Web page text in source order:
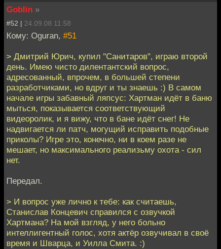
Goblin »
#52 | 24.09.08 11:58
Кому: Oguran, #51
> Дмитрий Юрич, купил "Санитаров", играю второй
день. Имею чисто дилентантский вопрос,
адресованный, впрочем, в большей степени
разработчиками, но вдруг и ты знаешь :) В самом
начале игры забавный ляпсус: Хартман идёт в баню
мыться, показывается соответствующий
видеоролик, и я вижу, что в бане идёт снег! Не
надвигается ли патч, могущий исправить подобные
приколы? Игре это, конечно, ни в коем разе не
мешает, но максимального реализьму охота - сил
нет.
Передал.
> И вопрос уже лично к тебе: как считаешь,
Станислав Концевич справился с озвучкой
Хартмана? На мой взгляд, у него больно
интеллигентный голос, хотя актёр озвучивал в своё
время и Шварца, и Уилла Смита. :)